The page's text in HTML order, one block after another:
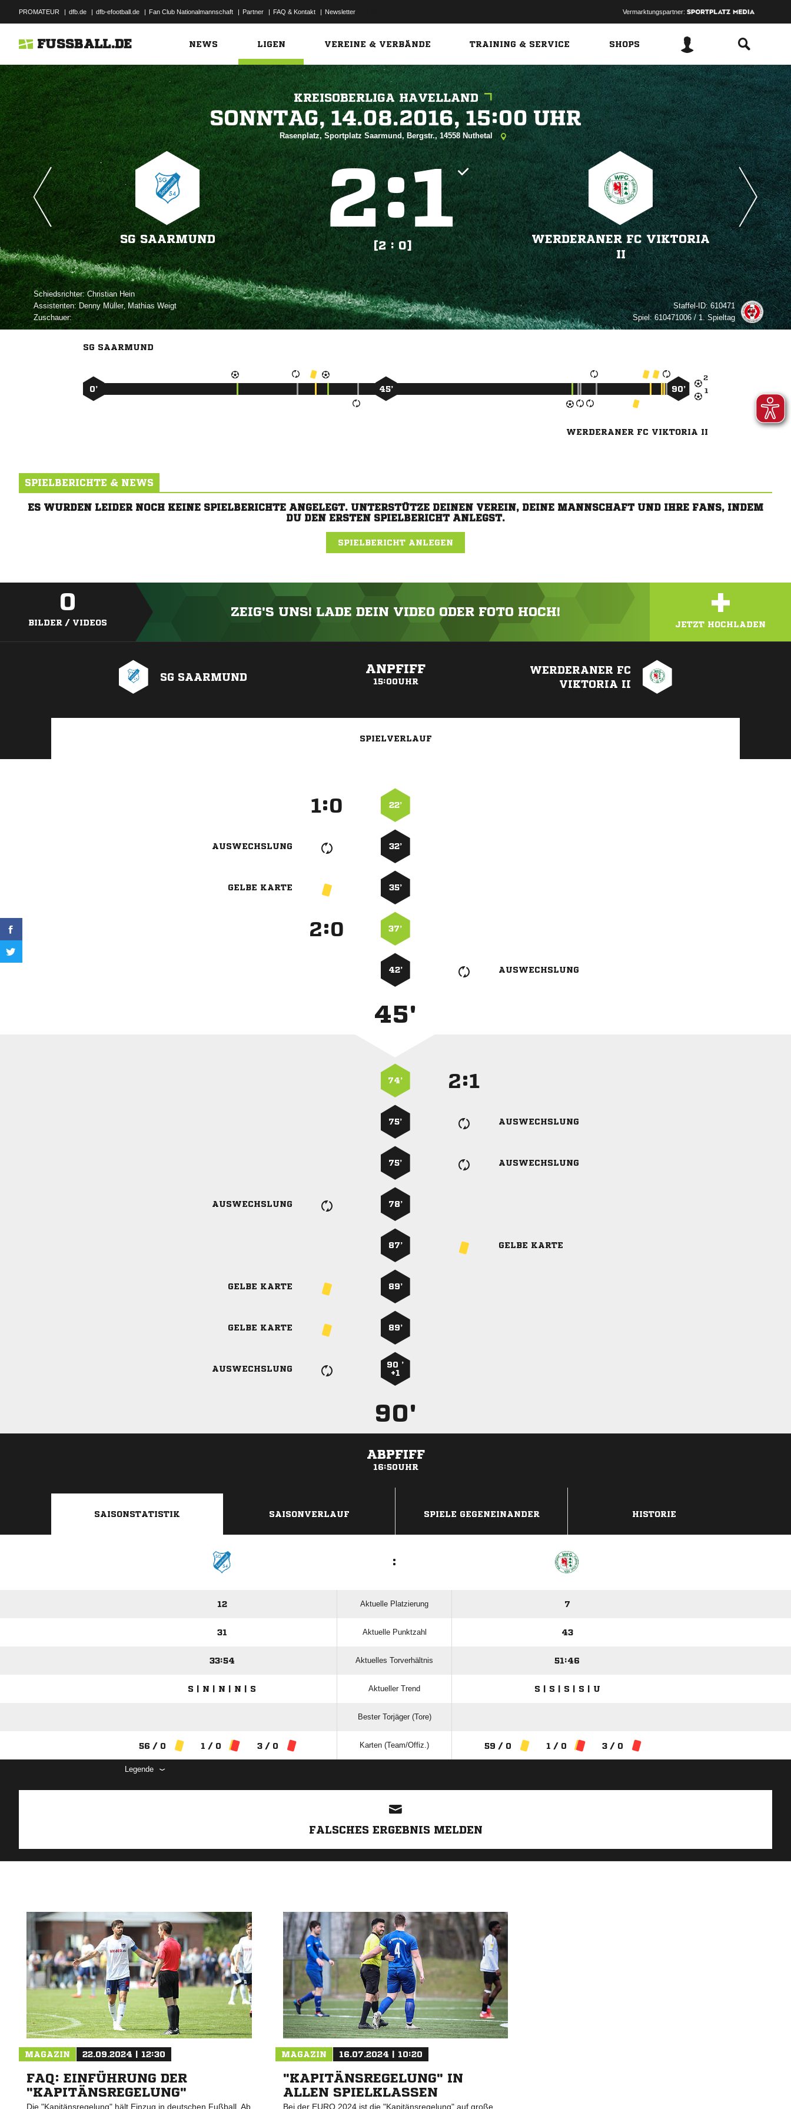
PROMATEUR | dfb.de | dfb-efootball.de | Fan Club Nationalmannschaft | Partner | FAQ & Kontakt | Newsletter Vermarktungspartner:
FUSSBALL.DE NEWS LIGEN VEREINE & VERBÄNDE TRAINING & SERVICE SHOPS
KREISOBERLIGA HAVELLAND
   
Rasenplatz, Sportplatz Saarmund, Bergstr., 14558 Nuthetal
SG SAARMUND
:
[2 : 0]
WERDERANER FC VIKTORIA
II
Schiedsrichter: 
Assistenten: ,  
Zuschauer:
Staffel-ID:610471
Spiel:610471006 / 1. Spieltag
SG SAARMUND


0’ 45’ 90’
WERDERANER FC VIKTORIA II
SPIELBERICHTE & NEWS
ES WURDEN LEIDER NOCH KEINE SPIELBERICHTE ANGELEGT. UNTERSTÜTZE DEINEN VEREIN, DEINE MANNSCHAFT UND IHRE FANS, INDEM
DU DEN ERSTEN SPIELBERICHT ANLEGST.
SPIELBERICHT ANLEGEN
0
BILDER / VIDEOS
ZEIG'S UNS! LADE DEIN VIDEO ODER FOTO HOCH! +
JETZT HOCHLADEN
SG SAARMUND
ANPFIFF
15:00UHR
WERDERANER FC
VIKTORIA II
SPIELVERLAUF
: 22’
AUSWECHSLUNG 32’
GELBE KARTE 35’
: 37’
42’ AUSWECHSLUNG
45'
74’ :
75’ AUSWECHSLUNG
75’ AUSWECHSLUNG
AUSWECHSLUNG 78’
87’ GELBE KARTE
GELBE KARTE 89’
GELBE KARTE 89’
AUSWECHSLUNG
90 ’
+1
90'
ABPFIFF
16:50UHR
SAISONSTATISTIK SAISONVERLAUF SPIELE GEGENEINANDER HISTORIE
:
12 Aktuelle Platzierung 7
31 Aktuelle Punktzahl 43
33:54 Aktuelles Torverhältnis 51:46
S | N | N | N | S Aktueller Trend S | S | S | S | U
Bester Torjäger (Tore)
56 / 0 1 / 0 3 / 0 Karten (Team/Offiz.) 59 / 0 1 / 0 3 / 0
Legende
FALSCHES ERGEBNIS MELDEN
MAGAZIN 22.09.2024 | 12:30
FAQ: EINFÜHRUNG DER
"KAPITÄNSREGELUNG"
Die "Kapitänsregelung" hält Einzug in deutschen Fußball. Ab
MAGAZIN 16.07.2024 | 10:20
"KAPITÄNSREGELUNG" IN
ALLEN SPIELKLASSEN
Bei der EURO 2024 ist die "Kapitänsregelung" auf große